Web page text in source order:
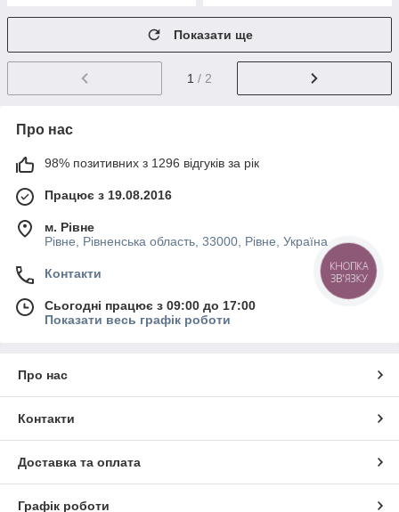
Показати ще
1 / 2
Про нас
98% позитивних з 1296 відгуків за рік
Працює з 19.08.2016
м. Рівне
Рівне, Рівненська область, 33000, Рівне, Україна
Контакти
Сьогодні працює з 09:00 до 17:00
Показати весь графік роботи
Про нас
Контакти
Доставка та оплата
Графік роботи
КНОПКА
ЗВ'ЯЗКУ